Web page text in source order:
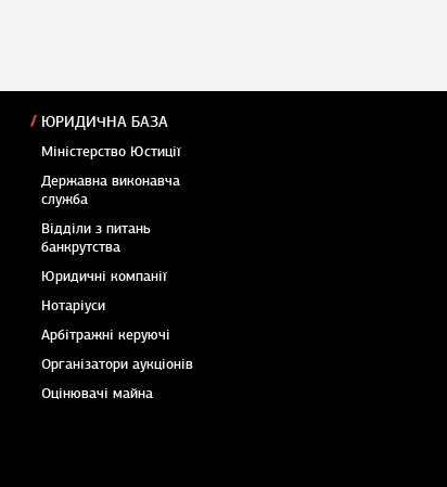
ЮРИДИЧНА БАЗА
Міністерство Юстиції
Державна виконавча
служба
Відділи з питань
банкрутства
Юридичні компанії
Нотаріуси
Арбітражні керуючі
Організатори аукціонів
Оцінювачі майна